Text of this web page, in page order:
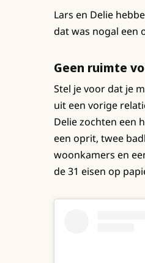
Lars en Delie
dat was nogal een
Geen ruimte
Stel je voor dat je
uit een vorige
Delie zochten een
een oprit, twee
woonkamers en
de 31 eisen op